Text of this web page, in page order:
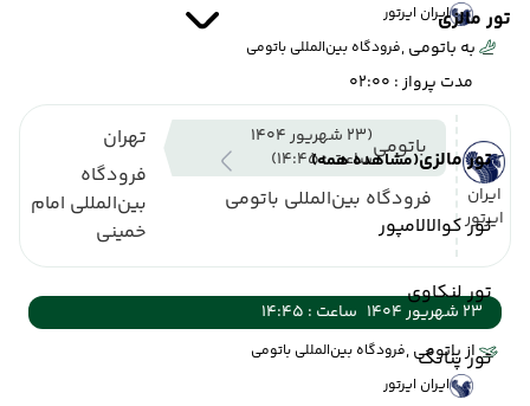
تور مالزی
تور مالزی(مشاهده همه)
تور کوالالامپور
تور لنکاوی
تور پنانگ
ایران ایرتور
به باتومی ,فرودگاه بین‌المللی باتومی
مدت پرواز : 02:00
ایران
ایرتور
باتومی
(23 شهریور 1404
ساعت : 14:45)
فرودگاه بین‌المللی باتومی
تهران
فرودگاه
بین‌المللی امام
خمینی
23 شهریور 1404
ساعت : 14:45
از باتومی ,فرودگاه بین‌المللی باتومی
ایران ایرتور